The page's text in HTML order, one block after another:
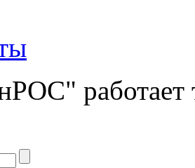
работает